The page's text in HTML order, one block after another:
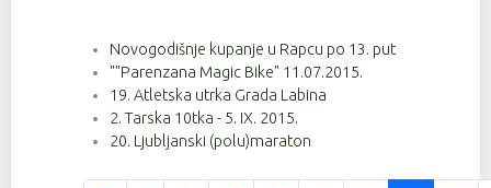
Novogodišnje kupanje u Rapcu po 13. put
""Parenzana Magic Bike" 11.07.2015.
19. Atletska utrka Grada Labina
2. Tarska 10tka - 5. IX. 2015.
20. Ljubljanski (polu)maraton